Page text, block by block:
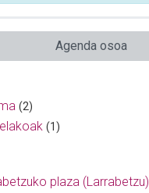
Agenda osoa
(2)
(1)
plaza (Larrabetzu)